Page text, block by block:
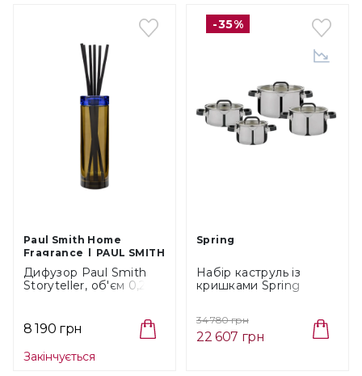
Paul Smith Home
Fragrance
PAUL SMITH
Дифузор Paul Smith
Storyteller, об'єм 0,25 л
8 190 грн
Закінчується
-35%
Spring
Набір каструль із
кришками Spring
34 780 грн
22 607 грн